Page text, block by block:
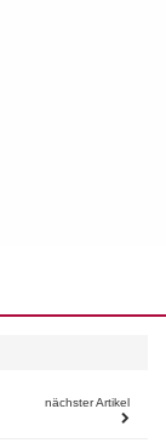
nächster Artikel